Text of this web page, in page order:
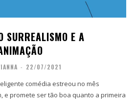
SURREALISMO E A
- 22/07/2021
comédia estreou no mês
e promete ser tão boa quanto a primeira